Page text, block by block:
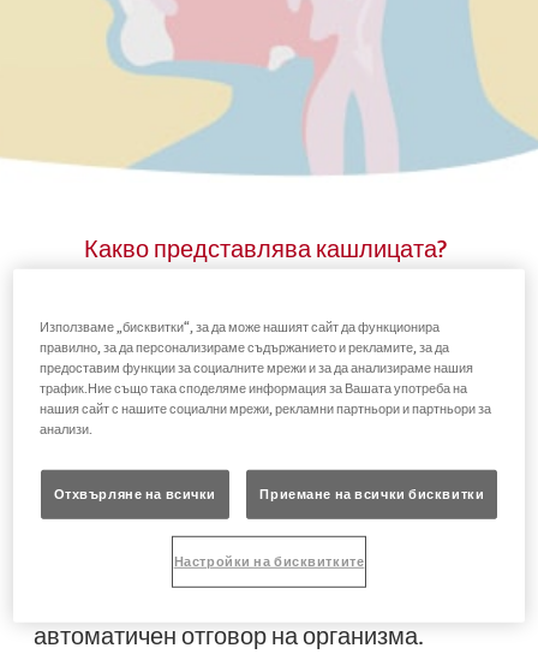
Какво представлява кашлицата?
Научете повече за Флавамед®
Какво представлява
кашлицата?
автоматичен отговор на организма.
Използваме „бисквитки“, за да може нашият сайт да функционира
правилно, за да персонализираме съдържанието и рекламите, за да
предоставим функции за социалните мрежи и за да анализираме нашия
трафик.Ние също така споделяме информация за Вашата употреба на
нашия сайт с нашите социални мрежи, рекламни партньори и партньори за
анализи.
Отхвърляне на всички Приемане на всички бисквитки
Настройки на бисквитките